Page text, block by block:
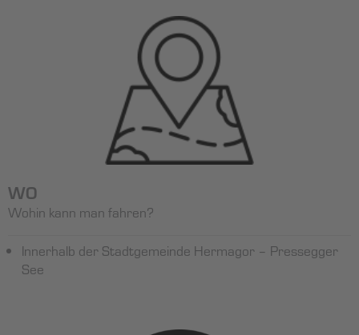
WO
Wohin kann man fahren?
Innerhalb der Stadtgemeinde Hermagor – Pressegger
See